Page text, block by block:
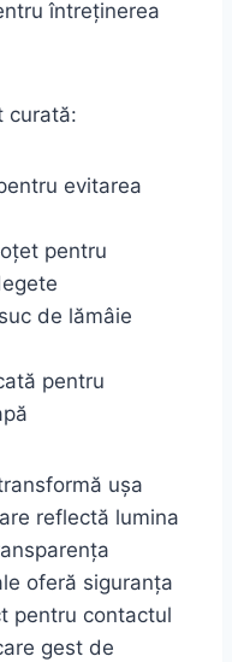
întreținerea
curată:
evitarea
pentru
de lămâie
pentru
ușa
reflectă lumina
oferă siguranța
pentru contactul
gest de